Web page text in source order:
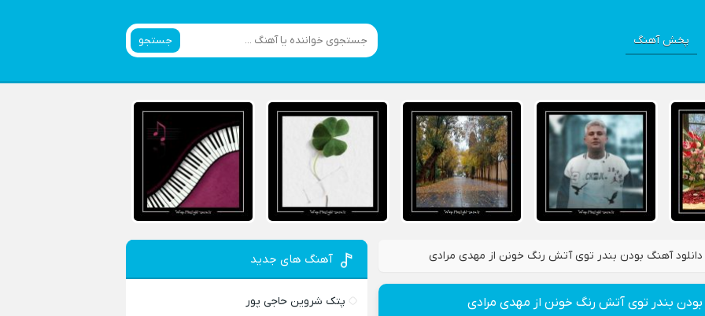
پخش آهنگ جستجو
دانلود آهنگ بودن بندر توی آتش رنگ خونن از مهدی مرادی
بودن بندر توی آتش رنگ خونن از مهدی مرادی
آهنگ های جدید
پتک شروین حاجی پور